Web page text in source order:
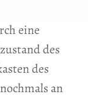
eine
des
des
an